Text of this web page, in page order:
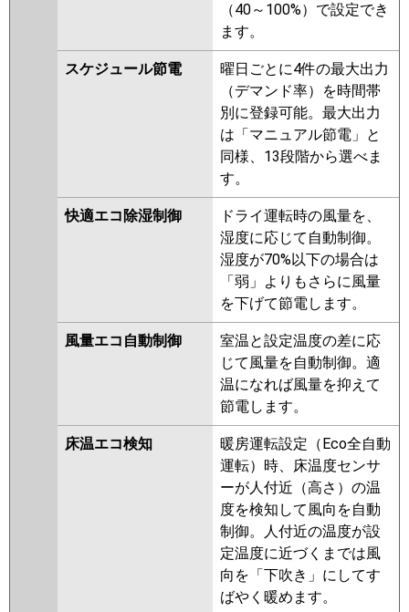
RCI-GP40RGHJ8 RCI-GP40RGHJ7
RCI-GP40RGHJ6
RCI-GP40RGHJ4 RCI-GP40RGHJ3
RCI-AP40GHJ6 RCI-GP40RGHJ2
RCI-AP40GHJ5 RCI-GP40RGHJ1
FDTZ406HK6S-airf
FDTZ406HK6S
FDTZ406HK6S-rak
FDTZ406HK6S-osj
FDTZ405HKA5SA
FDTZ405HKA5SA-rak
FDTZ405HKA5SA-airf
FDTZ405HKA5SA-osj
FDTZ405HK5SA-rak
FDTZ405HK5SA-airf
FDTZ405HK5SA FDTZ405HK5SA-
FDTZ405HK5S-osj
FDTZ405HK5S-rak
FDTZ405HK5S-airf
FDTZ405HK5S-rakuri-na
FDTZ405HK5S-airflex
FDTZ405HK5S
PA-P40U7SGNBX PA-P40U7SGNB
PA-P40U7SGB
PA-P40U7SGN PA-
PA-P40U6SGB PA-
P40U6SGNB PA-P40U6SGN PA-
（40～100%）で設定でき
ます。
スケジュール節電
曜日ごとに4件の最大出力
（デマンド率）を時間帯
別に登録可能。最大出力
は「マニュアル節電」と
同様、13段階から選べま
す。
快適エコ除湿制御
ドライ運転時の風量を、
湿度に応じて自動制御。
湿度が70%以下の場合は
「弱」よりもさらに風量
を下げて節電します。
風量エコ自動制御
室温と設定温度の差に応
じて風量を自動制御。適
温になれば風量を抑えて
節電します。
床温エコ検知
暖房運転設定（Eco全自動
運転）時、床温度センサ
ーが人付近（高さ）の温
度を検知して風向を自動
制御。人付近の温度が設
定温度に近づくまでは風
向を「下吹き」にしてす
ばやく暖めます。